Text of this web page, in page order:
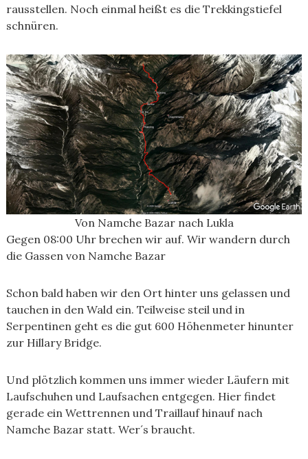
rausstellen. Noch einmal heißt es die Trekkingstiefel
schnüren.
Von Namche Bazar nach Lukla
Gegen 08:00 Uhr brechen wir auf. Wir wandern durch
die Gassen von Namche Bazar
Schon bald haben wir den Ort hinter uns gelassen und
tauchen in den Wald ein. Teilweise steil und in
Serpentinen geht es die gut 600 Höhenmeter hinunter
zur Hillary Bridge.
Und plötzlich kommen uns immer wieder Läufern mit
Laufschuhen und Laufsachen entgegen. Hier findet
gerade ein Wettrennen und Traillauf hinauf nach
Namche Bazar statt. Wer´s braucht.